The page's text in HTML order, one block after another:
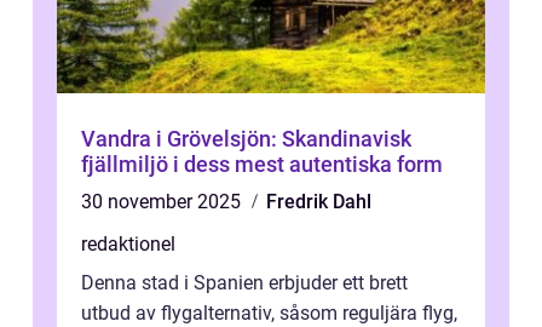
Vandra i Grövelsjön: Skandinavisk
fjällmiljö i dess mest autentiska form
30 november 2025
Fredrik Dahl
redaktionel
Denna stad i Spanien erbjuder ett brett
utbud av flygalternativ, såsom reguljära flyg,